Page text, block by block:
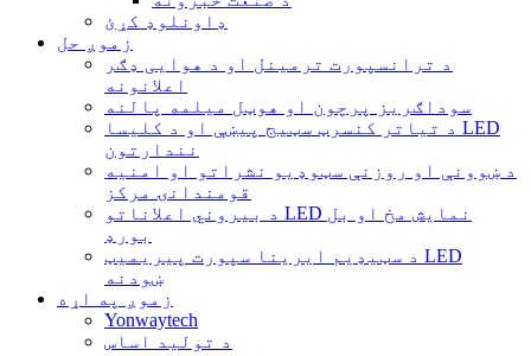
ډاونلوډ کړئ
زموږ حل
د ترانسپورت ترمینل او د هوایی ډګر
اعلانونه
سوداګریز پرچون او هوټل میلمه پالنه
د تیاتر کنسرټ سټیج پیښې او د کلیسا LED
نندارتون
د ښوونې او روزنې سټوډیو نشراتو او امنیه
قومندانۍ مرکز
د بیروني اعلاناتو LED نمایش مخ او بل
بورډ
د سټیډیم ایرینا سپورت پیریمیټ LED
ښودنه
زموږ په اړه
Yonwaytech
د تولید اساس